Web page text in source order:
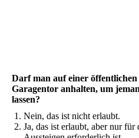
Darf man auf einer
Garagentor anhalten, um
lassen?
Nein, das ist nicht erlaubt.
Ja, das ist erlaubt, aber nur